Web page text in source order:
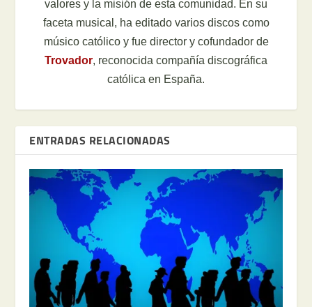
valores y la misión de esta comunidad. En su
faceta musical, ha editado varios discos como
músico católico y fue director y cofundador de
Trovador, reconocida compañía discográfica
católica en España.
ENTRADAS RELACIONADAS